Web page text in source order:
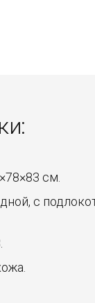
см.
с